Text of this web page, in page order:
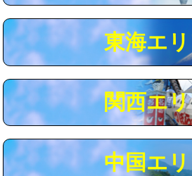
コンクリート斫り（厚さ10㎝まで）
コンクリート斫り（厚さ10㎝超え）
モルタル補修（厚さ10㎝まで）
モルタル補修（厚さ10㎝超え）
追加人工
東海エ
関西エ
中国エ